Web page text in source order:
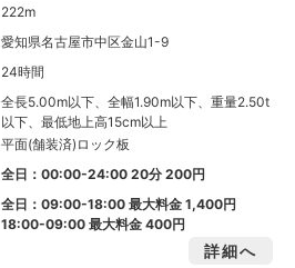
222m
愛知県名古屋市中区金山1-9
24時間
全長5.00m以下、全幅1.90m以下、重量2.50t
以下、最低地上高15cm以上
平面(舗装済)ロック板
全日：00:00-24:00 20分 200円
全日：09:00-18:00 最大料金1,400円
18:00-09:00 最大料金400円
詳細へ